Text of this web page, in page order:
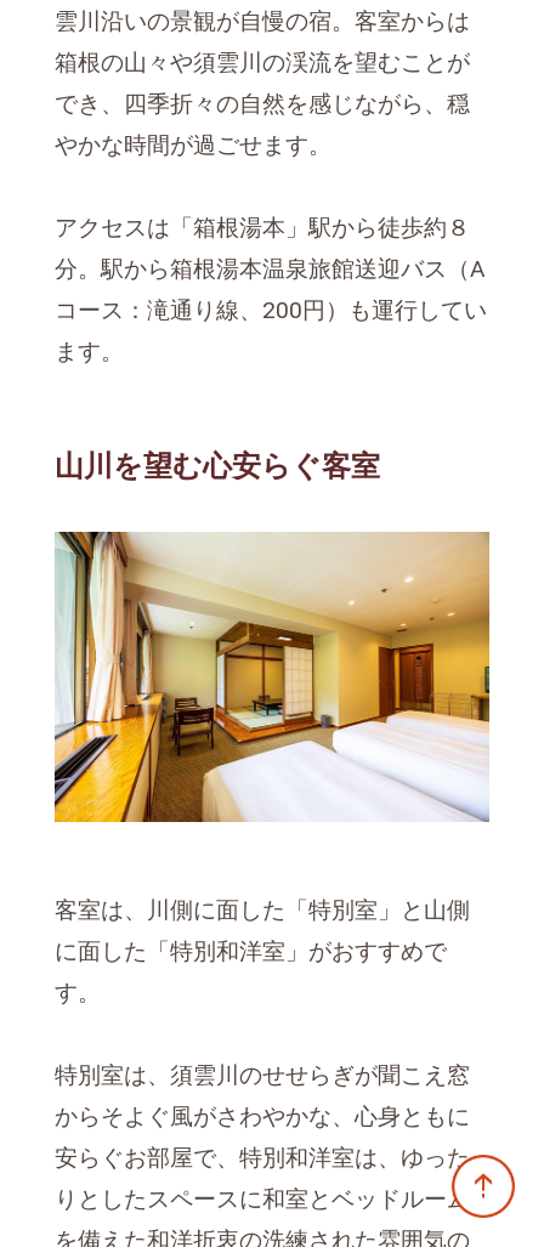
雲川沿いの景観が自慢の宿。客室からは
箱根の山々や須雲川の渓流を望むことが
でき、四季折々の自然を感じながら、穏
やかな時間が過ごせます。
アクセスは「箱根湯本」駅から徒歩約８
分。駅から箱根湯本温泉旅館送迎バス（A
コース：滝通り線、200円）も運行してい
ます。
山川を望む心安らぐ客室
客室は、川側に面した「特別室」と山側
に面した「特別和洋室」がおすすめで
す。
特別室は、須雲川のせせらぎが聞こえ窓
からそよぐ風がさわやかな、心身ともに
安らぐお部屋で、特別和洋室は、ゆった
りとしたスペースに和室とベッドルーム
を備えた和洋折衷の洗練された雰囲気の